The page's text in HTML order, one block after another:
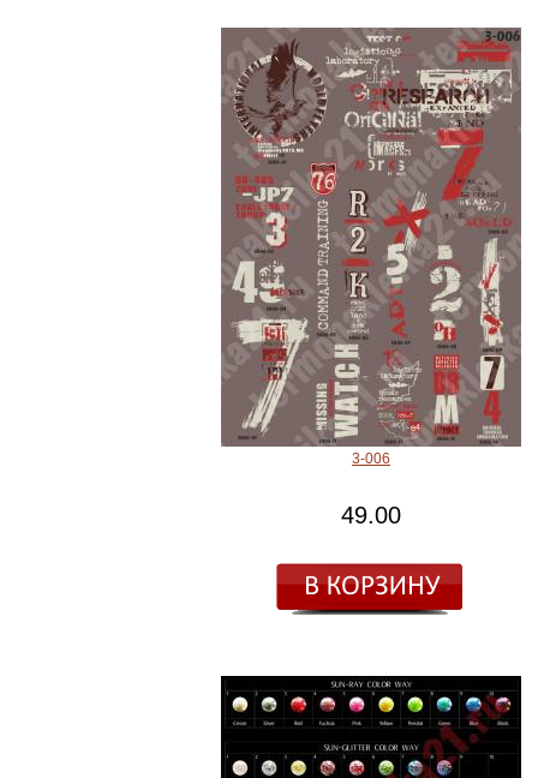
3-006
49.00